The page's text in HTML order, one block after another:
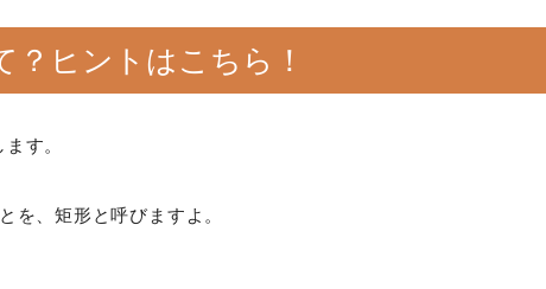
？ヒントはこちら！
す。
を、矩形と呼びますよ。